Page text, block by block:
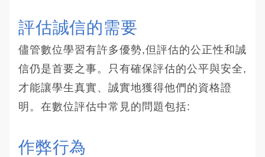
評估誠信的需要
儘管數位學習有許多優勢,但評估的公正性和誠
信仍是首要之事。只有確保評估的公平與安全,
才能讓學生真實、誠實地獲得他們的資格證
明。在數位評估中常見的問題包括:
作弊行為